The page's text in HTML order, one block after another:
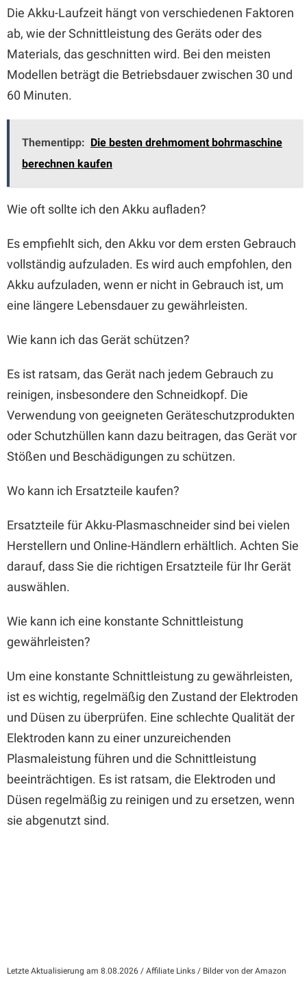
Die Akku-Laufzeit hängt von verschiedenen Faktoren
ab, wie der Schnittleistung des Geräts oder des
Materials, das geschnitten wird. Bei den meisten
Modellen beträgt die Betriebsdauer zwischen 30 und
60 Minuten.
Thementipp: Die besten drehmoment bohrmaschine
berechnen kaufen
Wie oft sollte ich den Akku aufladen?
Es empfiehlt sich, den Akku vor dem ersten Gebrauch
vollständig aufzuladen. Es wird auch empfohlen, den
Akku aufzuladen, wenn er nicht in Gebrauch ist, um
eine längere Lebensdauer zu gewährleisten.
Wie kann ich das Gerät schützen?
Es ist ratsam, das Gerät nach jedem Gebrauch zu
reinigen, insbesondere den Schneidkopf. Die
Verwendung von geeigneten Geräteschutzprodukten
oder Schutzhüllen kann dazu beitragen, das Gerät vor
Stößen und Beschädigungen zu schützen.
Wo kann ich Ersatzteile kaufen?
Ersatzteile für Akku-Plasmaschneider sind bei vielen
Herstellern und Online-Händlern erhältlich. Achten Sie
darauf, dass Sie die richtigen Ersatzteile für Ihr Gerät
auswählen.
Wie kann ich eine konstante Schnittleistung
gewährleisten?
Um eine konstante Schnittleistung zu gewährleisten,
ist es wichtig, regelmäßig den Zustand der Elektroden
und Düsen zu überprüfen. Eine schlechte Qualität der
Elektroden kann zu einer unzureichenden
Plasmaleistung führen und die Schnittleistung
beeinträchtigen. Es ist ratsam, die Elektroden und
Düsen regelmäßig zu reinigen und zu ersetzen, wenn
sie abgenutzt sind.
Letzte Aktualisierung am 8.08.2026 / Affiliate Links / Bilder von der Amazon